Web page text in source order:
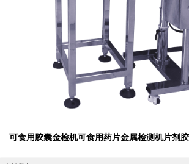
可食用胶囊金检机可食用药片金属检测机片剂